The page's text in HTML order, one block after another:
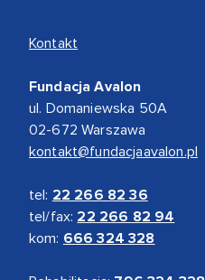
Kontakt
Fundacja Avalon
ul. Domaniewska 50A
02-672 Warszawa
kontakt@fundacjaavalon.pl
tel: 22 266 82 36
tel/fax: 22 266 82 94
kom: 666 324 328